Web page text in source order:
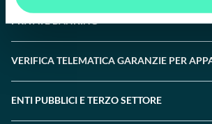
PRIVATE BANKING
VERIFICA TELEMATICA GARANZIE PER
ENTI PUBBLICI E TERZO SETTORE